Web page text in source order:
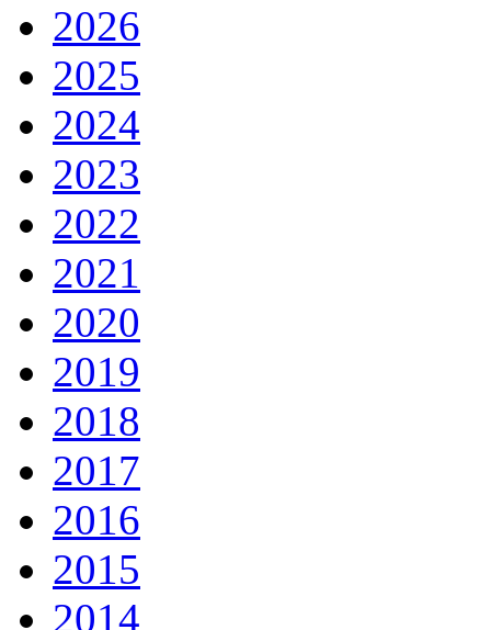
2026
2025
2024
2023
2022
2021
2020
2019
2018
2017
2016
2015
2014